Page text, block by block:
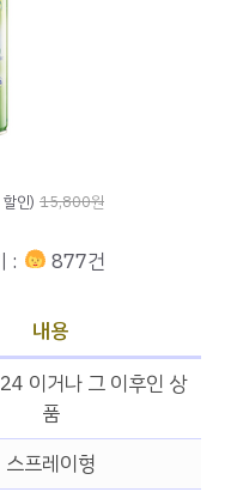
인) 15,800원
: 877건
내용
이거나 그 이후인 상
품
스프레이형